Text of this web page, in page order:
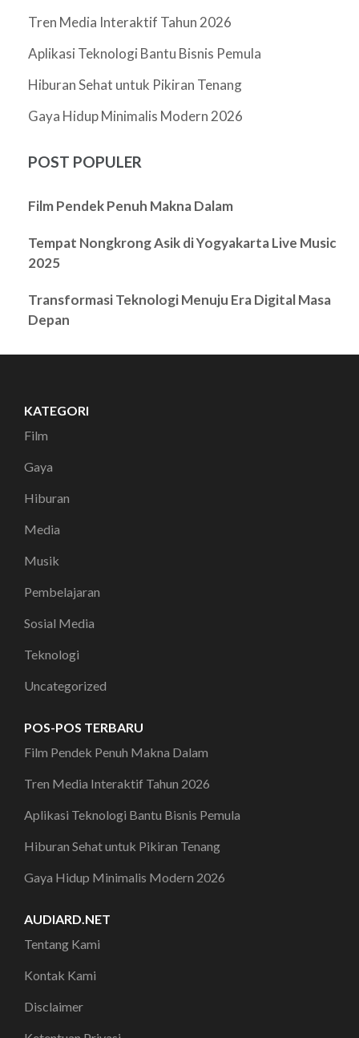
Tren Media Interaktif Tahun 2026
Aplikasi Teknologi Bantu Bisnis Pemula
Hiburan Sehat untuk Pikiran Tenang
Gaya Hidup Minimalis Modern 2026
POST POPULER
Film Pendek Penuh Makna Dalam
Tempat Nongkrong Asik di Yogyakarta Live Music
2025
Transformasi Teknologi Menuju Era Digital Masa
Depan
KATEGORI
Film
Gaya
Hiburan
Media
Musik
Pembelajaran
Sosial Media
Teknologi
Uncategorized
POS-POS TERBARU
Film Pendek Penuh Makna Dalam
Tren Media Interaktif Tahun 2026
Aplikasi Teknologi Bantu Bisnis Pemula
Hiburan Sehat untuk Pikiran Tenang
Gaya Hidup Minimalis Modern 2026
AUDIARD.NET
Tentang Kami
Kontak Kami
Disclaimer